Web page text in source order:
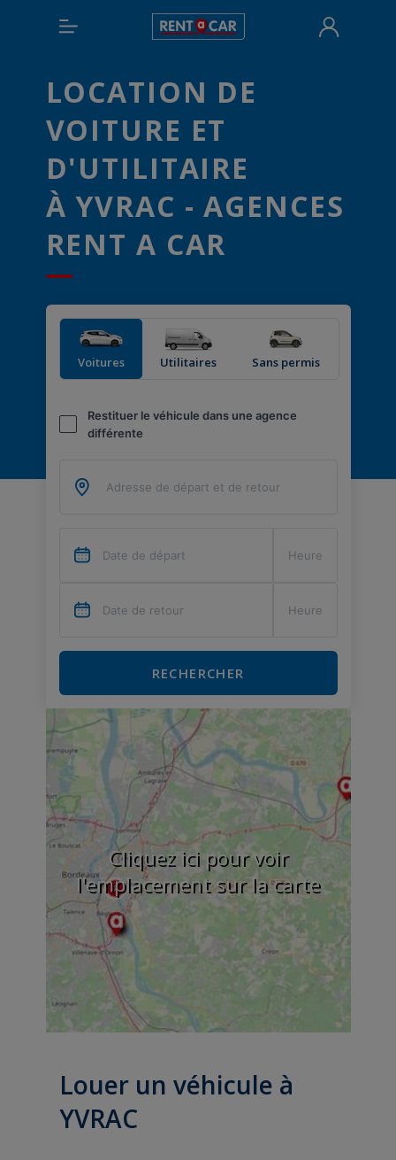
LOCATION DE
VOITURE ET
D'UTILITAIRE
À YVRAC - AGENCES
RENT A CAR
Voitures Utilitaires Sans permis
Restituer le véhicule dans une agence
différente
RECHERCHER
Cliquez ici pour voir
l'emplacement sur la carte
Louer un véhicule à
YVRAC